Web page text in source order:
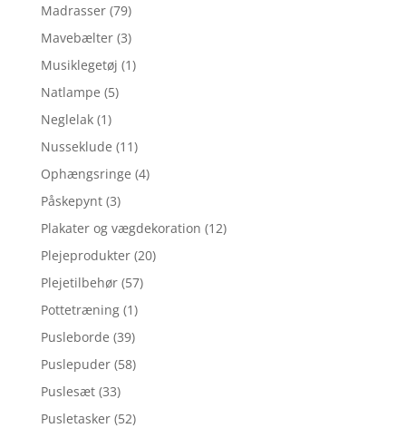
Madrasser (79)
Mavebælter (3)
Musiklegetøj (1)
Natlampe (5)
Neglelak (1)
Nusseklude (11)
Ophængsringe (4)
Påskepynt (3)
Plakater og vægdekoration (12)
Plejeprodukter (20)
Plejetilbehør (57)
Pottetræning (1)
Pusleborde (39)
Puslepuder (58)
Puslesæt (33)
Pusletasker (52)